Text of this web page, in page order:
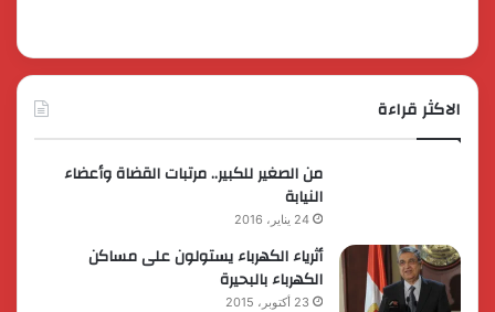
الاكثر قراءة
من الصغير للكبير.. مرتبات القضاة وأعضاء
النيابة
24 يناير، 2016
أثرياء الكهرباء يستولون على مساكن
الكهرباء بالبحيرة
23 أكتوبر، 2015